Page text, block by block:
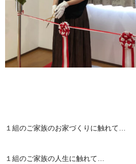
１組のご家族のお家づくりに触れて…
１組のご家族の人生に触れて…